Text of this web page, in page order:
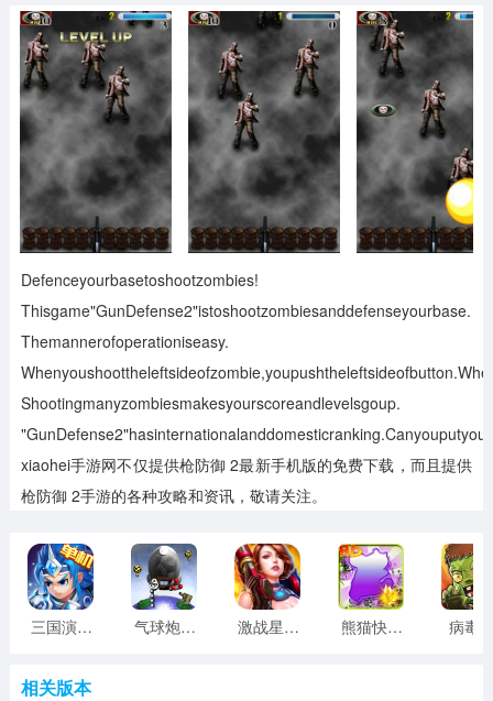
策略游戏 文字游戏 角色扮演
Defenceyourbasetoshootzombies!
Thisgame"GunDefense2"istoshootzombiesanddefenseyourbase.
Themannerofoperationiseasy.
Shootingmanyzombiesmakesyourscoreandlevelsgoup.
xiaohei手游网不仅提供枪防御 2最新手机版的免费下载，而且提供
枪防御 2手游的各种攻略和资讯，敬请关注。
三国演义:吞噬无界 气球炮手3D 激战星球手游 1.16 iOS金币版 熊猫快跑高清版 病毒
相关版本